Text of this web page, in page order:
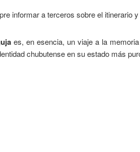
informar a terceros sobre el itinerario
es, en esencia, un viaje a la
chubutense en su estado más